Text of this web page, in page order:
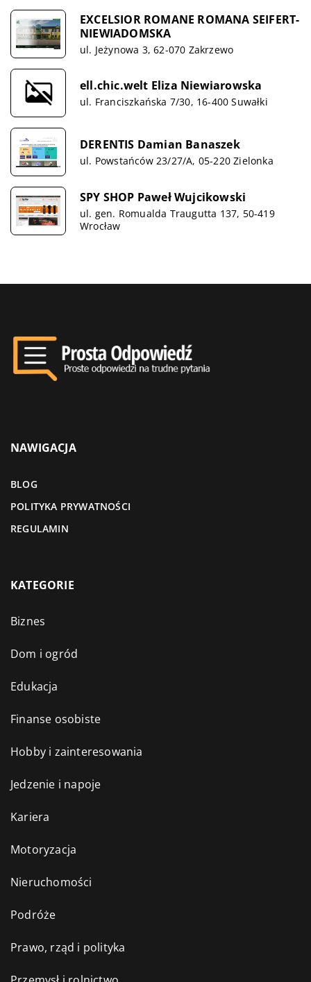
EXCELSIOR ROMANE ROMANA SEIFERT-
NIEWIADOMSKA
ul. Jeżynowa 3, 62-070 Zakrzewo
ell.chic.welt Eliza Niewiarowska
ul. Franciszkańska 7/30, 16-400 Suwałki
DERENTIS Damian Banaszek
ul. Powstańców 23/27/A, 05-220 Zielonka
SPY SHOP Paweł Wujcikowski
ul. gen. Romualda Traugutta 137, 50-419
Wrocław
NAWIGACJA
BLOG
POLITYKA PRYWATNOŚCI
REGULAMIN
KATEGORIE
Biznes
Dom i ogród
Edukacja
Finanse osobiste
Hobby i zainteresowania
Jedzenie i napoje
Kariera
Motoryzacja
Nieruchomości
Podróże
Prawo, rząd i polityka